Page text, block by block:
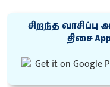
சிறந்த வாசிப்பு
திசை